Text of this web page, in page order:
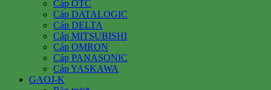
Cáp OTC
Cáp DATALOGIC
Cáp DELTA
Cáp MITSUBISHI
Cáp OMRON
Cáp PANASONIC
Cáp YASKAWA
GAOJ-K